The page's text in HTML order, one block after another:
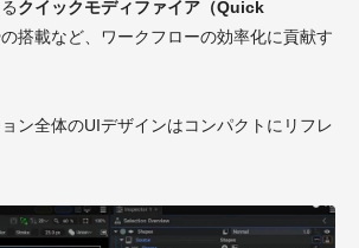
クイックモディファイア（Quick
の搭載など、ワークフローの効率化に貢献す
ン全体のUIデザインはコンパクトにリフレ